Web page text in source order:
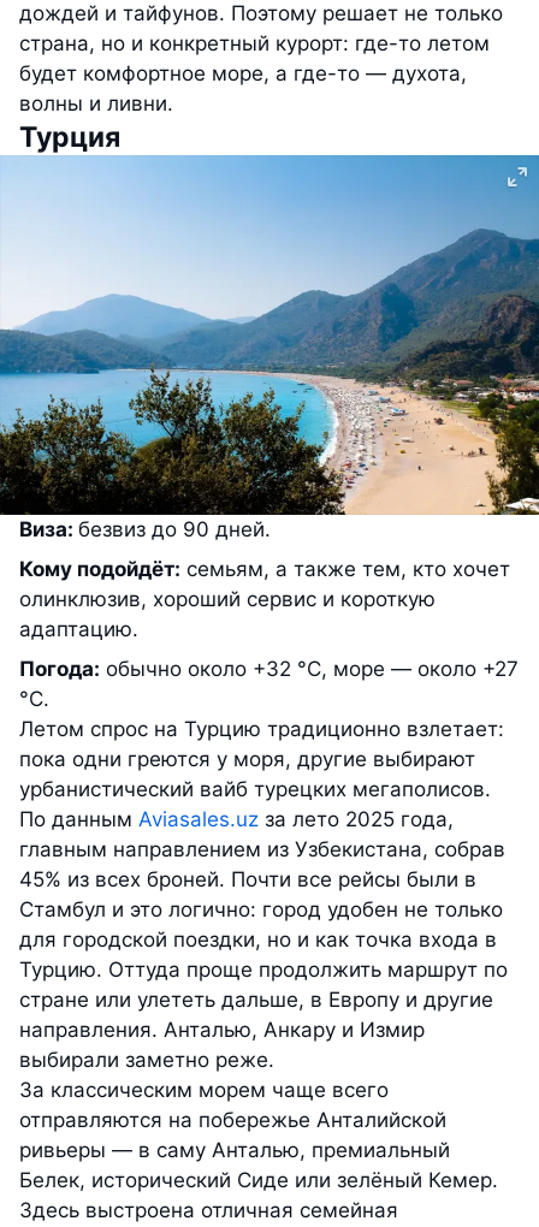
дождей и тайфунов. Поэтому решает не только
страна, но и конкретный курорт: где-то летом
будет комфортное море, а где-то — духота,
волны и ливни.
Турция
Виза: безвиз до 90 дней.
Кому подойдёт: семьям, а также тем, кто хочет
олинклюзив, хороший сервис и короткую
адаптацию.
Погода: обычно около +32 °С, море — около +27
°С.
Летом спрос на Турцию традиционно взлетает:
пока одни греются у моря, другие выбирают
урбанистический вайб турецких мегаполисов.
По данным Aviasales.uz за лето 2025 года,
главным направлением из Узбекистана, собрав
45% из всех броней. Почти все рейсы были в
Стамбул и это логично: город удобен не только
для городской поездки, но и как точка входа в
Турцию. Оттуда проще продолжить маршрут по
стране или улететь дальше, в Европу и другие
направления. Анталью, Анкару и Измир
выбирали заметно реже.
За классическим морем чаще всего
отправляются на побережье Анталийской
ривьеры — в саму Анталью, премиальный
Белек, исторический Сиде или зелёный Кемер.
Здесь выстроена отличная семейная